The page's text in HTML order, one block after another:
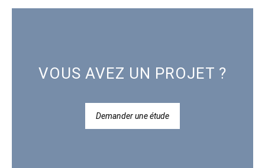
VOUS AVEZ UN PROJET ?
Demander une étude